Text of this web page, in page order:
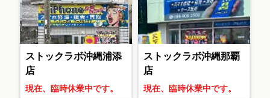
ストックラボ沖縄浦添
店
現在、臨時休業中です。
ストックラボ沖縄那覇
店
現在、臨時休業中です。